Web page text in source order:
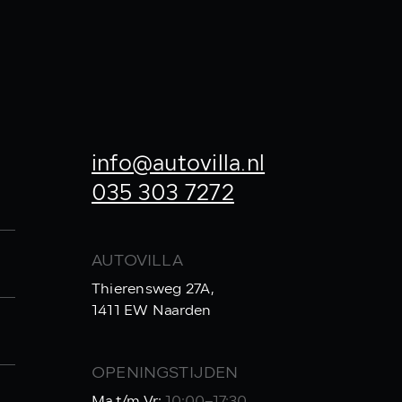
info@autovilla.nl
035 303 7272
AUTOVILLA
Thierensweg 27A,
1411 EW Naarden
OPENINGSTIJDEN